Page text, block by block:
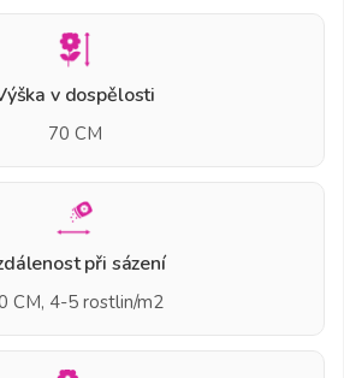
v dospělosti
70 CM
při sázení
CM, 4-5 rostlin/m2